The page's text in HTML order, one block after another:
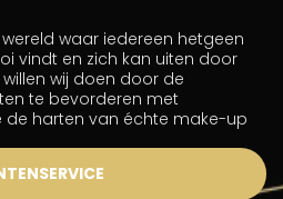
waar iedereen hetgeen
vindt en zich kan uiten door
wij doen door de
te bevorderen met
harten van échte make-up